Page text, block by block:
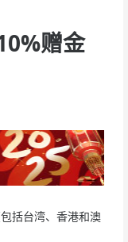
赠金
括台湾、香港和澳